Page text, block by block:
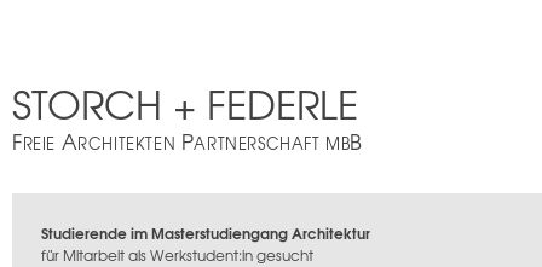
STORCH + FEDERLE
FREIE ARCHITEKTEN PARTNERSCHAFT MBB
Studierende im Masterstudiengang Architektur
für Mitarbeit als Werkstudent:in gesucht